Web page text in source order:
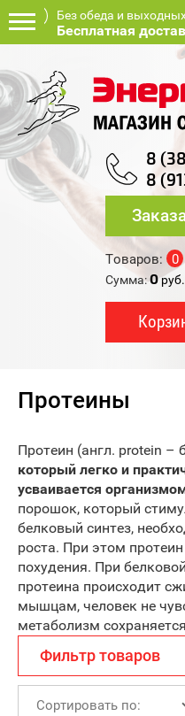
Без обеда и
Бесплатная
8
8
Товаров: 0
Сумма:0руб.
Протеины
Протеин (англ. protein –
который легко и
усваивается
порошок, который
белковый синтез,
роста. При этом
похудения. При
протеина происходит
мышцам, человек не
метаболизм
Фильтр товаров
Сортировать по: